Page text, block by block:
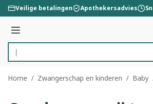
Ga naar de inhoud
Veilige betalingen Apothekersadvies
Menu
Product, merk, categorie...
Home / Zwangerschap en kinderen / Baby